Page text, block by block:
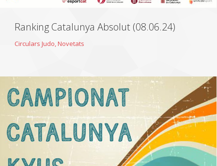
Ranking Catalunya Absolut (08.06.24)
Circulars Judo,Novetats